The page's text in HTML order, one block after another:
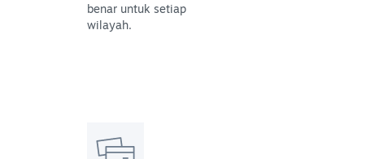
benar untuk setiap
wilayah.